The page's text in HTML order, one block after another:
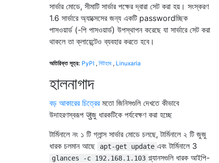
সার্ভার মোডে, সীমাটি সার্ভার পক্ষের দ্বারা সেট করা হয়। সংস্করণ
1.6 সার্ভারে অ্যাক্সেসের জন্য একটি passwordচ্ছিক
পাসওয়ার্ড (-পি পাসওয়ার্ড) উপস্থাপন করেছে যা সার্ভারে সেট করা
থাকলে তা ক্লায়েন্টেও ব্যবহার করতে হবে।
অতিরিক্ত সূত্র: PyPI , গিটহাব , Linuxaria
হালনাগাদ
বড় আকারের চিত্রেরমতো জিনিসগুলি দেখতে কীভাবে
উদাহরণস্বরূপ जुজু ধারকটিকে পর্যবেক্ষণ করা হচ্ছে
টার্মিনালে নং ১ টি গ্লান্স সার্ভার মোডে চলছে, টার্মিনালে ২ টি জুজু
ধারক চলমান আছে
apt-get update এবং টার্মিনালে 3
glances -c 192.168.1.103 গ্ল্যানসগুলি ধারক আইপি-